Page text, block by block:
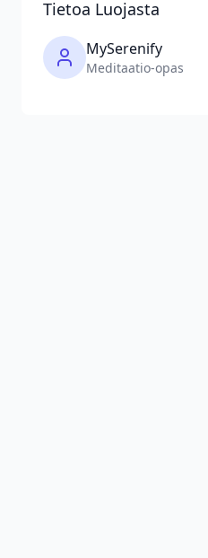
Tietoa Luojasta
MySerenify
Meditaatio-opas